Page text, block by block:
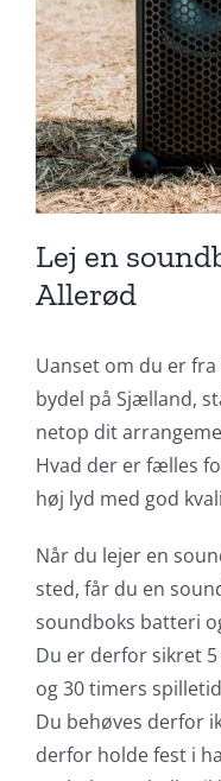
Lej en
Allerød
Uanset om du er
bydel på Sjælland,
netop dit
Hvad der er fælles
høj lyd med god
Når du lejer en
sted, får du en
soundboks batteri
Du er derfor sikret
og 30 timers
Du behøves derfor
derfor holde fest i